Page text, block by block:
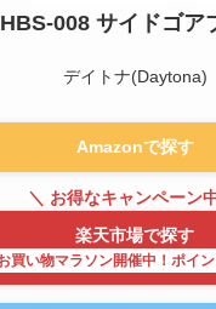
HBS-008 サイドゴア
デイトナ(Daytona)
Amazonで探す
楽天市場で探す